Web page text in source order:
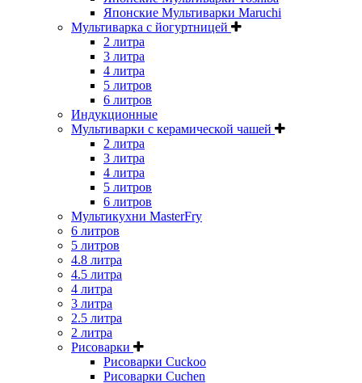
Японские Мультиварки Maruchi
Мультиварка с йогуртницей
2 литра
3 литра
4 литра
5 литров
6 литров
Индукционные
Мультиварки с керамической чашей
2 литра
3 литра
4 литра
5 литров
6 литров
Мультикухни MasterFry
6 литров
5 литров
4.8 литра
4.5 литра
4 литра
3 литра
2.5 литра
2 литра
Рисоварки
Рисоварки Cuckoo
Рисоварки Cuchen